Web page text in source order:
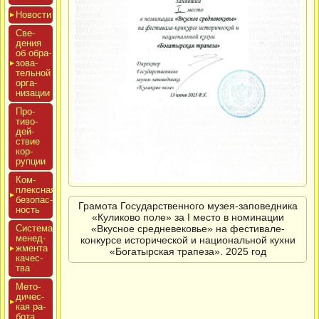
Новос­ти
Све­
дения
об об­ра­
зова­
тель­ной
ор­га­
низа­ции
Про­
тиво­
дей­
ствие
кор­
рупции
Ком­
плексная
бе­зопас­
ность
Сис­те­ма
ме­нед­
жмен­та
ка­чес­
тва
Мето­
дичес­
кая ра­
бота
Грамота Государственного музея-заповедника
«Куликово поле» за I место в номинации
«Вкусное средневековье» на фестивале-
конкурсе исторической и национальной кухни
«Богатырская трапеза». 2025 год